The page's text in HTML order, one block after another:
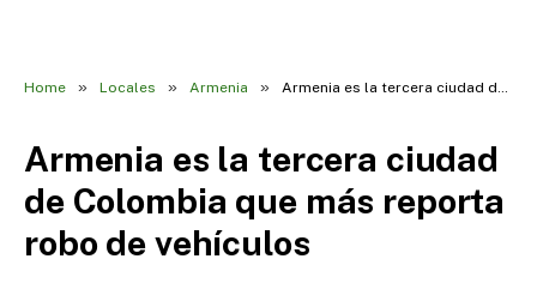
Home » Locales » Armenia » Armenia es la tercera ciudad de Colombia que más reporta robo de vehículos
Armenia es la tercera ciudad
de Colombia que más reporta
robo de vehículos